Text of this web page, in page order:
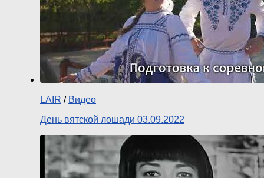
LAIR / Видео
День вятской лошади 03.09.2022